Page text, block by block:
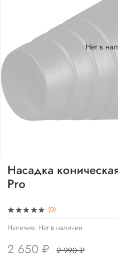
Нет в
(0)
Наличие: Нет в наличии
Насадка
Pro
2 650 ₽ 2 990 ₽